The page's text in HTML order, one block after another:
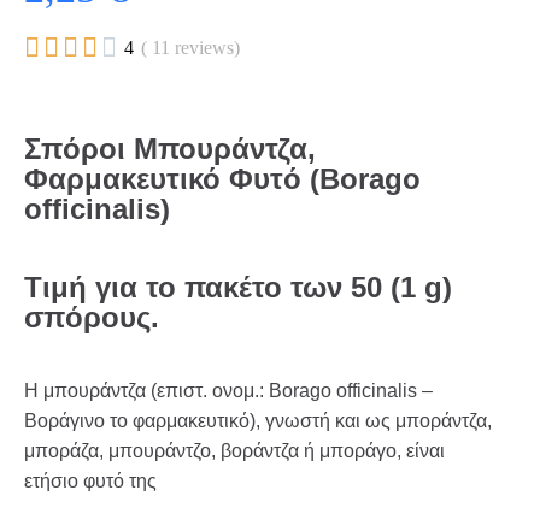
     4 ( 11 reviews)
Σπόροι Μπουράντζα,
Φαρμακευτικό Φυτό (Borago
officinalis)
Τιμή για το πακέτο των 50 (1 g)
σπόρους.
Η μπουράντζα (επιστ. ονομ.: Borago officinalis –
Βοράγινο το φαρμακευτικό), γνωστή και ως μποράντζα,
μποράζα, μπουράντζο, βοράντζα ή μποράγο, είναι
ετήσιο φυτό της